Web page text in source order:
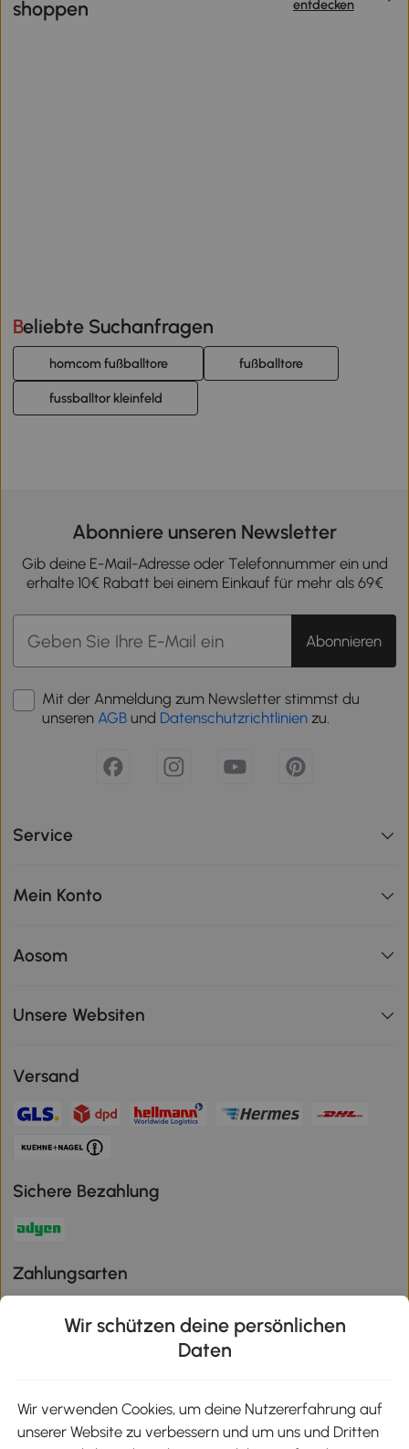
shoppen
entdecken
Beliebte Suchanfragen
homcom fußballtore fußballtore
fussballtor kleinfeld
Abonniere unseren Newsletter
Gib deine E-Mail-Adresse oder Telefonnummer ein und
erhalte 10€ Rabatt bei einem Einkauf für mehr als 69€
Abonnieren
Mit der Anmeldung zum Newsletter stimmst du
unseren AGB und Datenschutzrichtlinien zu.
Service
Mein Konto
Aosom
Unsere Websiten
Versand
Sichere Bezahlung
Zahlungsarten
Wir schützen deine persönlichen
Daten
Wir verwenden Cookies, um deine Nutzererfahrung auf
unserer Website zu verbessern und um uns und Dritten